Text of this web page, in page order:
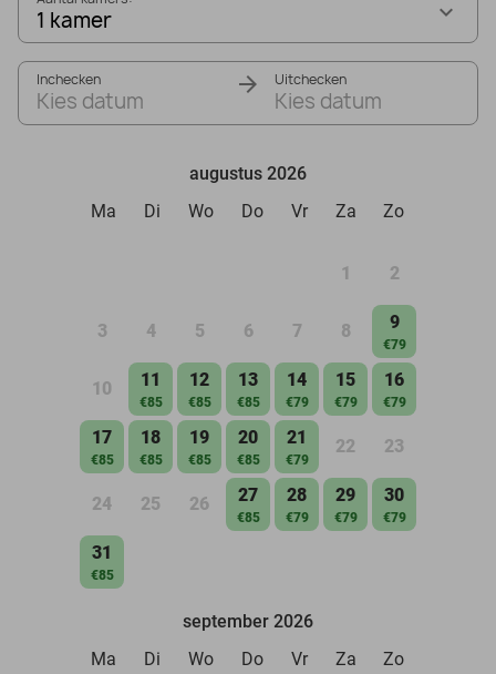
1 kamer
Inchecken
Kies datum
Uitchecken
Kies datum
augustus 2026
Ma
Di Wo Do Vr Za Zo
1 2
3 4 5 6 7 8 9
€79
10 11
€85
12
€85
13
€85
14
€79
15
€79
16
€79
17
€85
18
€85
19
€85
20
€85
21
€79
22 23
24 25 26 27
€85
28
€79
29
€79
30
€79
31
€85
september 2026
Ma
Di Wo Do Vr Za Zo